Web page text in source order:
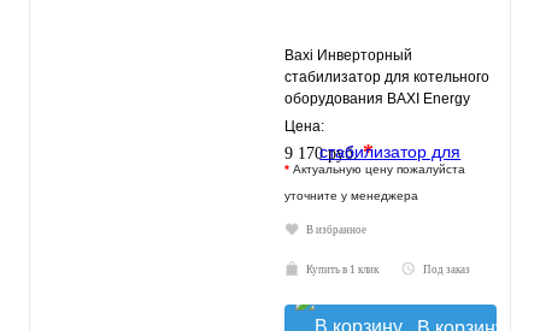
Baxi Инверторный
стабилизатор для котельного
оборудования BAXI Energy
400
Цена:
9 170 руб.*
* Актуальную цену пожалуйста
уточните у менеджера
В избранное
Купить в 1 клик Под заказ